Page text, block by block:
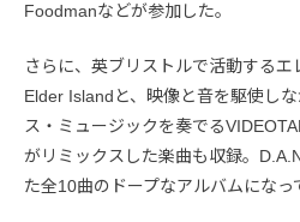
Foodmanなどが参加した。
さらに、英ブリストルで活動する
Elder Islandと、映像と音を駆使し
ス・ミュージックを奏でる
がリミックスした楽曲も収録。
た全10曲のドープなアルバムになっ